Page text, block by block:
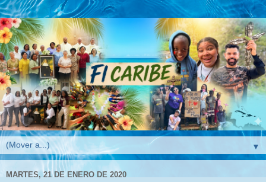
▼
MARTES, 21 DE ENERO DE 2020